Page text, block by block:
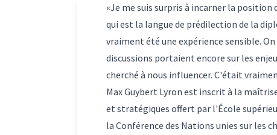
«Je me suis surpris à incarner la
qui est la langue de prédilection de la
vraiment été une expérience sensible.
discussions portaient encore sur les
cherché à nous influencer. C'était
Max Guybert Lyron est inscrit à la
et stratégiques offert par l'École
la Conférence des Nations unies sur les